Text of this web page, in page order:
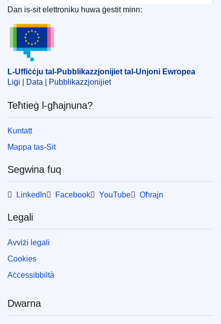
Ġustizzja tal-Unjoni Ewropea)
CELEX : 62023CC0448
ECLI : ECLI:EU:C:2025:165
L-Uffiċċju tal-Pubblikazzjonijiet tal-Unjoni
Dan is-sit elettroniku huwa ġestit minn:
L-Uffiċċju tal-Pubblikazzjonijiet tal-Unjoni Ewropea
Liġi | Data | Pubblikazzjonijiet
Teħtieġ l-għajnuna?
Kuntatt
Mappa tas-Sit
Segwina fuq
LinkedIn Facebook YouTube Oħrajn
Legali
Avviżi legali
Cookies
Aċċessibbiltà
Dwarna